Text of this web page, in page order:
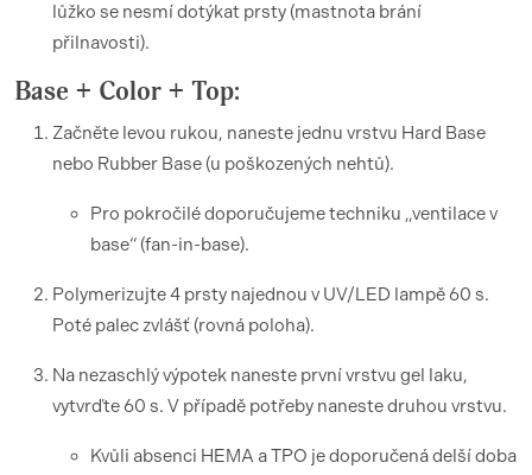
lůžko se nesmí dotýkat prsty (mastnota brání
přilnavosti).
Base + Color + Top:
Začněte levou rukou, naneste jednu vrstvu Hard Base
nebo Rubber Base (u poškozených nehtů).
Pro pokročilé doporučujeme techniku „ventilace v
base“ (fan-in-base).
Polymerizujte 4 prsty najednou v UV/LED lampě 60 s.
Poté palec zvlášť (rovná poloha).
Na nezaschlý výpotek naneste první vrstvu gel laku,
vytvrďte 60 s. V případě potřeby naneste druhou vrstvu.
Kvůli absenci HEMA a TPO je doporučená delší doba